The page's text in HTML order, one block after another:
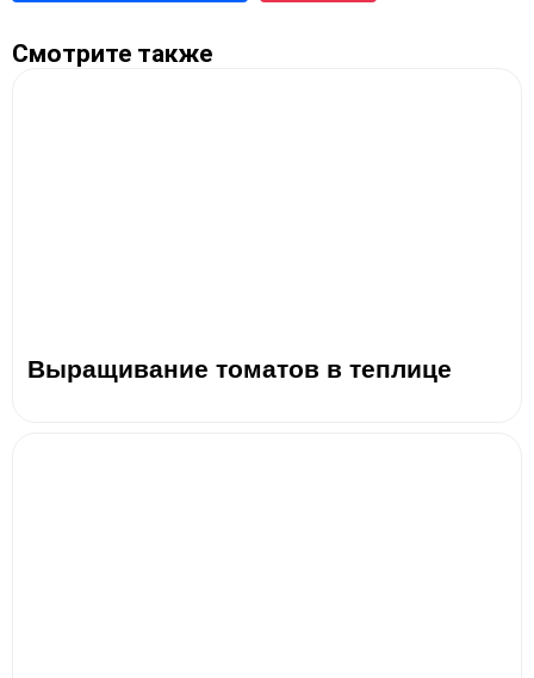
Смотрите также
Выращивание томатов в теплице